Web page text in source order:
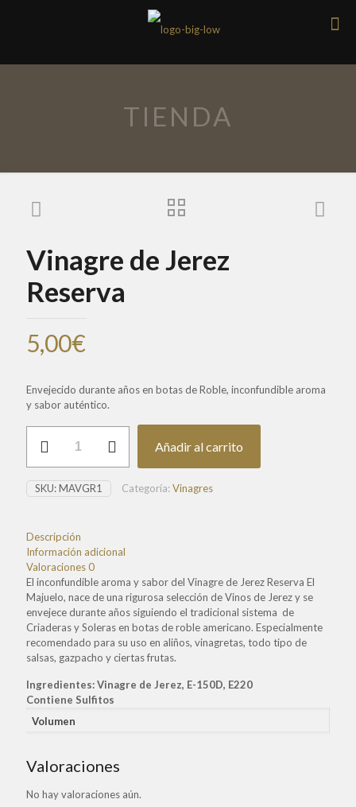
TIENDA
Vinagre de Jerez
Reserva
5,00€
Envejecido durante años en botas de Roble, inconfundible aroma
y sabor auténtico.
Reserva
cantidad
Añadir al carrito
SKU:MAVGR1 Categoría: Vinagres
Descripción
Información adicional
Valoraciones0
El inconfundible aroma y sabor del Vinagre de Jerez Reserva El
Majuelo, nace de una rigurosa selección de Vinos de Jerez y se
envejece durante años siguiendo el tradicional sistema de
Criaderas y Soleras en botas de roble americano. Especialmente
recomendado para su uso en aliños, vinagretas, todo tipo de
salsas, gazpacho y ciertas frutas.
Ingredientes: Vinagre de Jerez, E-150D, E220
Contiene Sulfitos
Volumen
Valoraciones
No hay valoraciones aún.